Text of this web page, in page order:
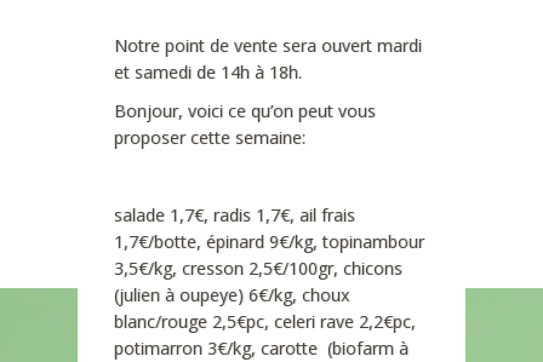
Notre point de vente sera ouvert mardi
et samedi de 14h à 18h.
Bonjour, voici ce qu’on peut vous
proposer cette semaine:
salade 1,7€, radis 1,7€, ail frais
1,7€/botte, épinard 9€/kg, topinambour
3,5€/kg, cresson 2,5€/100gr, chicons
(julien à oupeye) 6€/kg, choux
blanc/rouge 2,5€pc, celeri rave 2,2€pc,
potimarron 3€/kg, carotte (biofarm à